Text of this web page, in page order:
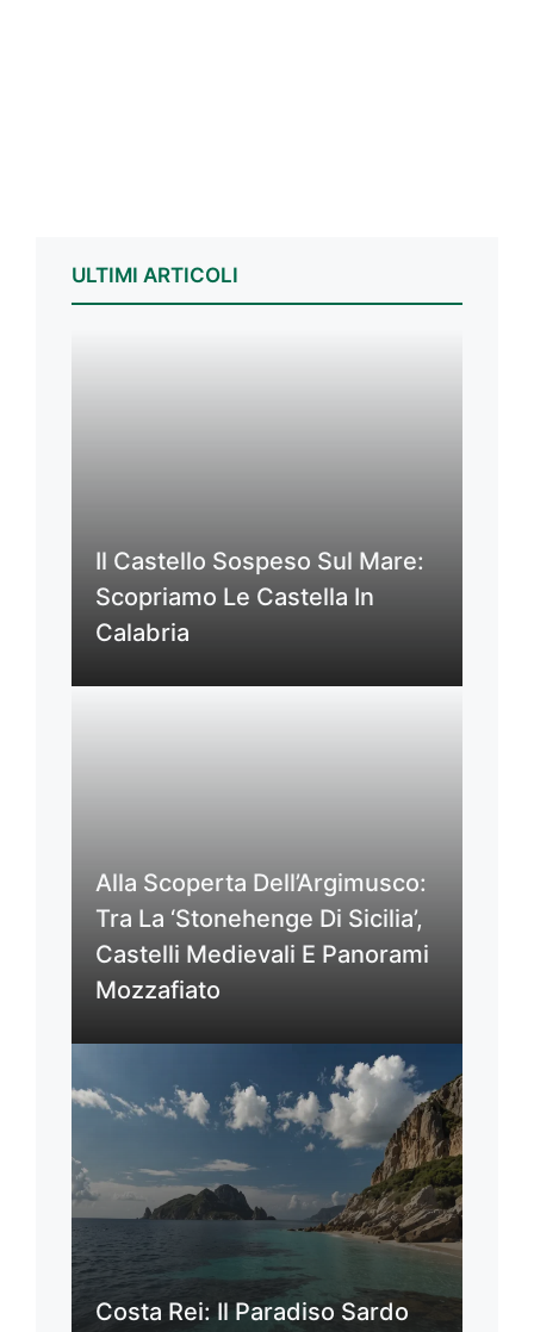
ULTIMI ARTICOLI
Il Castello Sospeso Sul Mare:
Scopriamo Le Castella In
Calabria
Alla Scoperta Dell’Argimusco:
Tra La ‘Stonehenge Di Sicilia’,
Castelli Medievali E Panorami
Mozzafiato
Costa Rei: Il Paradiso Sardo